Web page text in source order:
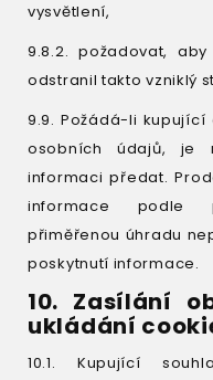
vysvětlení,
9.8.2. požadovat,
odstranil takto vzniklý
9.9. Požádá-li
osobních údajů, je
informaci předat.
informace podle
přiměřenou úhradu
poskytnutí informace.
10. Zasílání
ukládání
10.1. Kupující